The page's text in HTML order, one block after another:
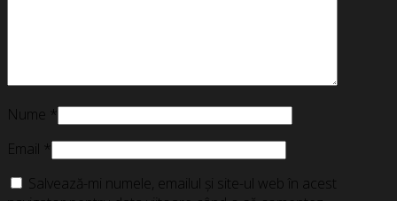
Nume *
Email *
Salvează-mi numele, emailul și site-ul web în acest